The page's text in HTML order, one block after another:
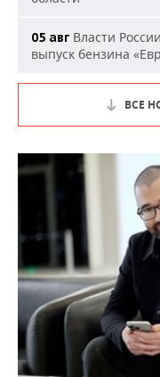
05 авг Власти
выпуск бензина
ВСЕ